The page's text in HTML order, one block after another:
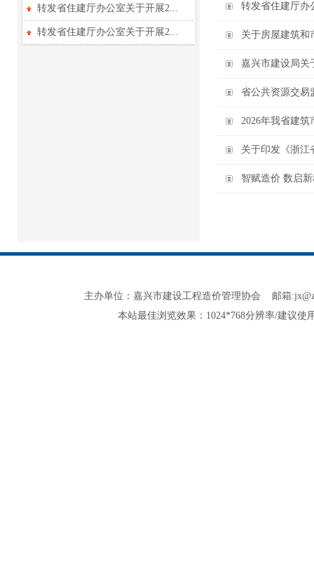
转发省住建厅办公室关于开展2...
转发省住建厅办公室关于开展2...
转发省住建厅办
关于房屋建筑和
嘉兴市建设局关
省公共资源交易
2026年我省建
关于印发《浙江
智赋造价 数启
主办单位：嘉兴市建设工程造价管理协会 邮箱
本站最佳浏览效果：1024*768分辨率/建议